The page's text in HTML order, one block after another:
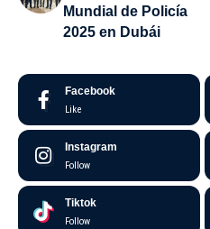
Mundial de Policía
2025 en Dubái
Facebook
Like
Instagram
Follow
Tiktok
Follow